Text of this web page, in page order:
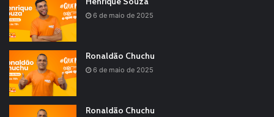
6 de maio de 2025
Ronaldão Chuchu
6 de maio de 2025
Ronaldão Chuchu